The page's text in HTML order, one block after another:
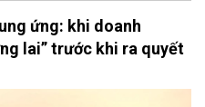
ứng: khi doanh
lai” trước khi ra quyết